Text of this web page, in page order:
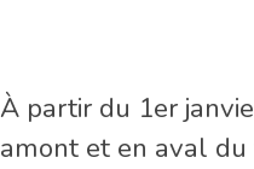
À partir du 1er
amont et en aval